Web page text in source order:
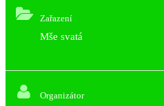
Zařazení
Mše svatá
Organizátor